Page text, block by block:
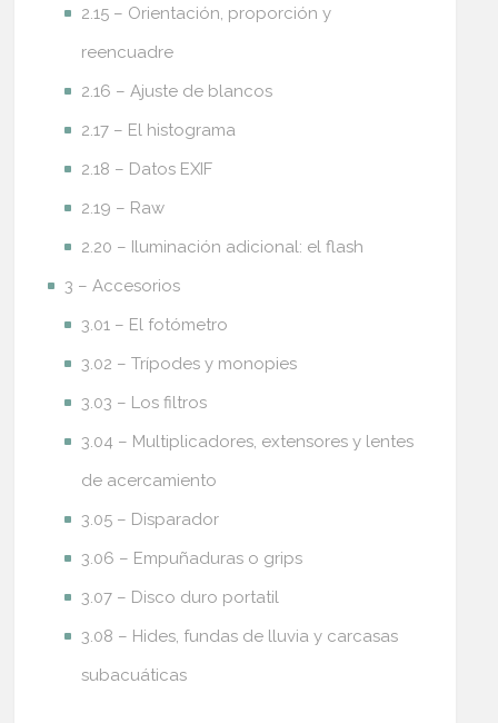
2.15 – Orientación, proporción y
reencuadre
2.16 – Ajuste de blancos
2.17 – El histograma
2.18 – Datos EXIF
2.19 – Raw
2.20 – Iluminación adicional: el flash
3 – Accesorios
3.01 – El fotómetro
3.02 – Trípodes y monopies
3.03 – Los filtros
3.04 – Multiplicadores, extensores y lentes
de acercamiento
3.05 – Disparador
3.06 – Empuñaduras o grips
3.07 – Disco duro portatil
3.08 – Hides, fundas de lluvia y carcasas
subacuáticas